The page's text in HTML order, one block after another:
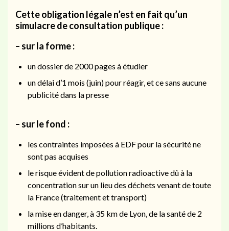
Cette obligation légale n’est en fait qu’un
simulacre de consultation publique :
– sur la forme :
un dossier de 2000 pages à étudier
un délai d’1 mois (juin) pour réagir, et ce sans aucune
publicité dans la presse
– sur le fond :
les contraintes imposées à EDF pour la sécurité ne
sont pas acquises
le risque évident de pollution radioactive dû à la
concentration sur un lieu des déchets venant de toute
la France (traitement et transport)
la mise en danger, à 35 km de Lyon, de la santé de 2
millions d’habitants.